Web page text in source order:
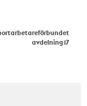
avdelning 17